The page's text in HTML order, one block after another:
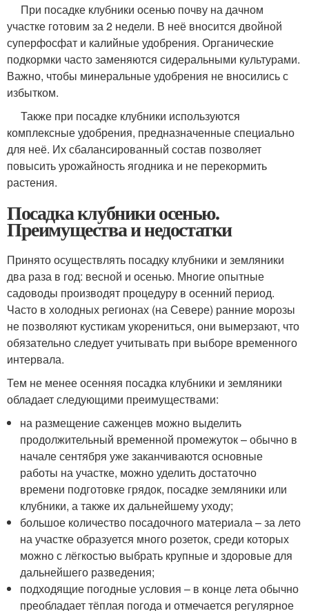
При посадке клубники осенью почву на дачном
участке готовим за 2 недели. В неё вносится двойной
суперфосфат и калийные удобрения. Органические
подкормки часто заменяются сидеральными культурами.
Важно, чтобы минеральные удобрения не вносились с
избытком.
Также при посадке клубники используются
комплексные удобрения, предназначенные специально
для неё. Их сбалансированный состав позволяет
повысить урожайность ягодника и не перекормить
растения.
Посадка клубники осенью.
Преимущества и недостатки
Принято осуществлять посадку клубники и земляники
два раза в год: весной и осенью. Многие опытные
садоводы производят процедуру в осенний период.
Часто в холодных регионах (на Севере) ранние морозы
не позволяют кустикам укорениться, они вымерзают, что
обязательно следует учитывать при выборе временного
интервала.
Тем не менее осенняя посадка клубники и земляники
обладает следующими преимуществами:
на размещение саженцев можно выделить
продолжительный временной промежуток – обычно в
начале сентября уже заканчиваются основные
работы на участке, можно уделить достаточно
времени подготовке грядок, посадке земляники или
клубники, а также их дальнейшему уходу;
большое количество посадочного материала – за лето
на участке образуется много розеток, среди которых
можно с лёгкостью выбрать крупные и здоровые для
дальнейшего разведения;
подходящие погодные условия – в конце лета обычно
преобладает тёплая погода и отмечается регулярное